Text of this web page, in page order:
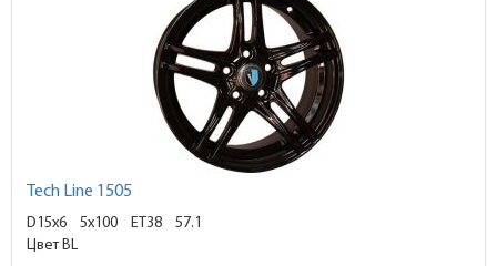
Tech Line 1505
D15x6 5x100 ET38
57.1
Цвет BL